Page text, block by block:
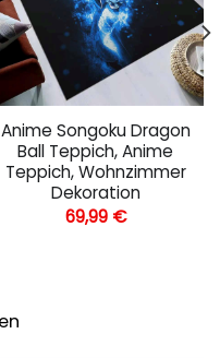
Anime Songoku Dragon
Ball Teppich, Anime
Teppich, Wohnzimmer
Dekoration
69,99 €